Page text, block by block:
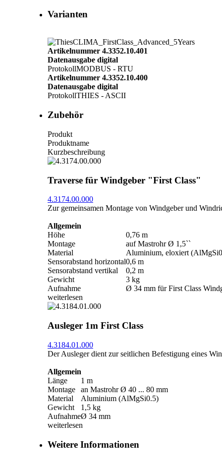
Varianten
Artikelnummer 4.3352.10.401
Datenausgabe digital
ProtokollMODBUS - RTU
Artikelnummer 4.3352.10.400
Datenausgabe digital
ProtokollTHIES - ASCII
Zubehör
Produkt
Produktname
Kurzbeschreibung
Traverse für Windgeber "First Class"
4.3174.00.000
Zur gemeinsamen Montage von Windgeber und
Allgemein
Höhe
0,76 m
Montage
auf Mastrohr Ø 1,5``
Material
Aluminium, eloxiert
Sensorabstand horizontal0,6 m
Sensorabstand vertikal
0,2 m
Gewicht
3 kg
Aufnahme
Ø 34 mm für First Class
weiterlesen
Ausleger 1m First Class
4.3184.01.000
Der Ausleger dient zur seitlichen Befestigung eines
Allgemein
Länge
1 m
Montage
an Mastrohr Ø 40 ... 80 mm
Material
Aluminium (AlMgSi0.5)
Gewicht
1,5 kg
AufnahmeØ 34 mm
weiterlesen
Weitere Informationen